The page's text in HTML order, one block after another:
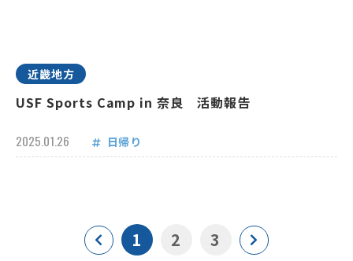
近畿地方
USF Sports Camp in 奈良 活動報告
2025.01.26 日帰り
1 2 3